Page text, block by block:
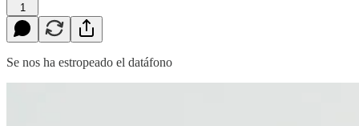
1
Se nos ha estropeado el datáfono